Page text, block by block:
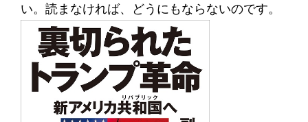
い。読まなければ、どうにもならないのです。